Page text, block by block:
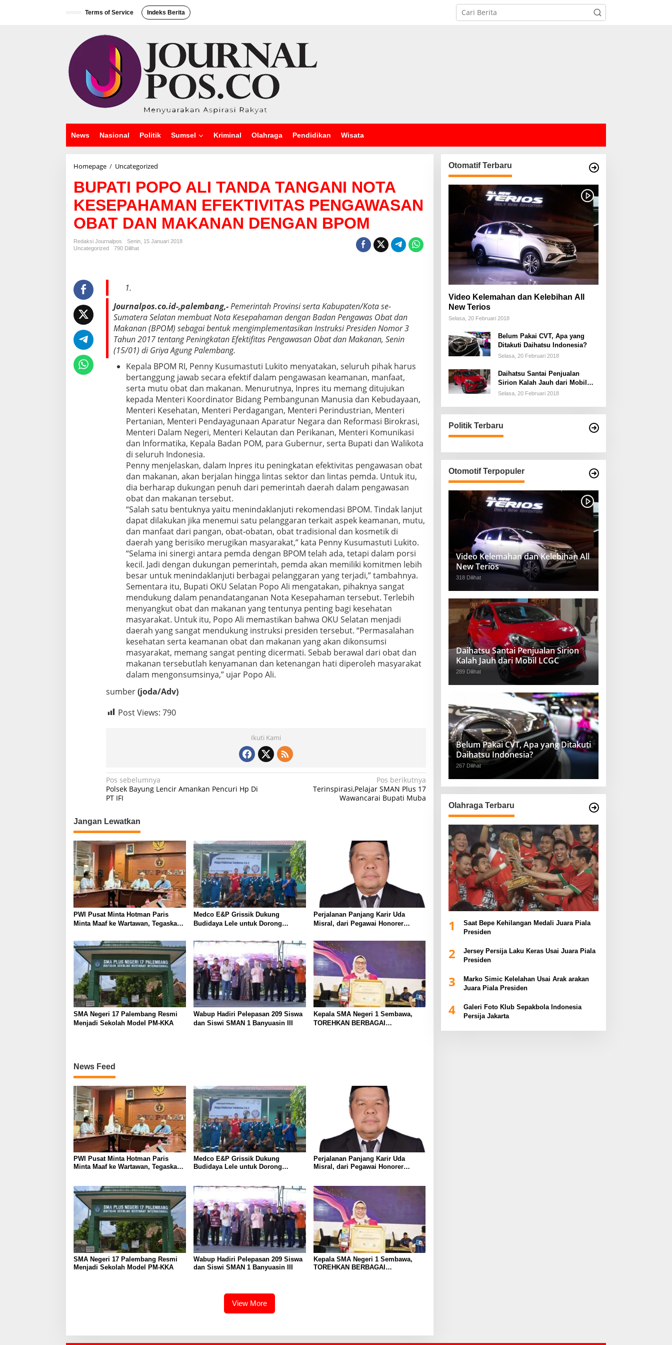
Terms of Service Indeks Berita
News Nasional Politik Sumsel Kriminal Olahraga Pendidikan Wisata
Homepage / Uncategorized
P
A
I
O
P
D
A
T
A
N
G
A
I
N
O
T
A
K
E
S
E
P
H
A
M
A
N
E
F
E
K
T
V
I
T
A
S
P
E
N
G
A
A
S
A
O
M
A
D
E
N
G
A
N
B
P
O
M
BUPATI POPO ALI TANDA TANGANI NOTA
KESEPAHAMAN EFEKTIVITAS PENGAWASAN
OBAT DAN MAKANAN DENGAN BPOM
Redaksi Journalpos
Senin, 15 Januari 2018
Uncategorized
790 Dilihat
Journalpos.co.id-,palembang,-Pemerintah Provinsi serta Kabupaten/Kota se-
Sumatera Selatan membuat Nota Kesepahaman dengan Badan Pengawas Obat dan
Makanan (BPOM) sebagai bentuk mengimplementasikan Instruksi Presiden Nomor 3
Tahun 2017 tentang Peningkatan Efektifitas Pengawasan Obat dan Makanan, Senin
(15/01) di Griya Agung Palembang.
Kepala BPOM RI, Penny Kusumastuti Lukito menyatakan, seluruh pihak harus
bertanggung jawab secara efektif dalam pengawasan keamanan, manfaat,
serta mutu obat dan makanan. Menurutnya, Inpres itu memang ditujukan
kepada Menteri Koordinator Bidang Pembangunan Manusia dan Kebudayaan,
Menteri Kesehatan, Menteri Perdagangan, Menteri Perindustrian, Menteri
Pertanian, Menteri Pendayagunaan Aparatur Negara dan Reformasi Birokrasi,
Menteri Dalam Negeri, Menteri Kelautan dan Perikanan, Menteri Komunikasi
dan Informatika, Kepala Badan POM, para Gubernur, serta Bupati dan Walikota
di seluruh Indonesia.
Penny menjelaskan, dalam Inpres itu peningkatan efektivitas pengawasan obat
dan makanan, akan berjalan hingga lintas sektor dan lintas pemda. Untuk itu,
dia berharap dukungan penuh dari pemerintah daerah dalam pengawasan
obat dan makanan tersebut.
“Salah satu bentuknya yaitu menindaklanjuti rekomendasi BPOM. Tindak lanjut
dapat dilakukan jika menemui satu pelanggaran terkait aspek keamanan, mutu,
dan manfaat dari pangan, obat-obatan, obat tradisional dan kosmetik di
daerah yang berisiko merugikan masyarakat,” kata Penny Kusumastuti Lukito.
“Selama ini sinergi antara pemda dengan BPOM telah ada, tetapi dalam porsi
kecil. Jadi dengan dukungan pemerintah, pemda akan memiliki komitmen lebih
besar untuk menindaklanjuti berbagai pelanggaran yang terjadi,” tambahnya.
Sementara itu, Bupati OKU Selatan Popo Ali mengatakan, pihaknya sangat
mendukung dalam penandatanganan Nota Kesepahaman tersebut. Terlebih
menyangkut obat dan makanan yang tentunya penting bagi kesehatan
masyarakat. Untuk itu, Popo Ali memastikan bahwa OKU Selatan menjadi
daerah yang sangat mendukung instruksi presiden tersebut. “Permasalahan
kesehatan serta keamanan obat dan makanan yang akan dikonsumsi
masyarakat, memang sangat penting dicermati. Sebab berawal dari obat dan
makanan tersebutlah kenyamanan dan ketenangan hati diperoleh masyarakat
dalam mengonsumsinya,” ujar Popo Ali.
sumber(joda/Adv)
Post Views: 790
Ikuti Kami
N
a
i
g
a
s
i
p
o
s
Pos sebelumnya
Polsek Bayung Lencir Amankan Pencuri Hp Di
PT IFI
Pos berikutnya
Terinspirasi,Pelajar SMAN Plus 17
Wawancarai Bupati Muba
Jangan Lewatkan
PWI Pusat Minta Hotman Paris
Minta Maaf ke Wartawan, Tegaskan
Medco E&P Grissik Dukung
Budidaya Lele untuk Dorong
Perjalanan Panjang Karir Uda
Misral, dari Pegawai Honorer
Jabatan Struktural Eselon III
SMA Negeri 17 Palembang Resmi
Menjadi Sekolah Model PM-KKA
Wabup Hadiri Pelepasan 209 Siswa
dan Siswi SMAN 1 Banyuasin III
Kepala SMA Negeri 1 Sembawa,
TOREHKAN BERBAGAI
News Feed
PWI Pusat Minta Hotman Paris
Minta Maaf ke Wartawan, Tegaskan
Medco E&P Grissik Dukung
Budidaya Lele untuk Dorong
Perjalanan Panjang Karir Uda
Misral, dari Pegawai Honorer
SMA Negeri 17 Palembang Resmi
Menjadi Sekolah Model PM-KKA
Wabup Hadiri Pelepasan 209 Siswa
dan Siswi SMAN 1 Banyuasin III
Kepala SMA Negeri 1 Sembawa,
TOREHKAN BERBAGAI
View More
Otomatif Terbaru
Video Kelemahan dan Kelebihan All
New Terios
Selasa, 20 Februari 2018
Belum Pakai CVT, Apa yang
Ditakuti Daihatsu Indonesia?
Selasa, 20 Februari 2018
Daihatsu Santai Penjualan
Sirion Kalah Jauh dari Mobil
LCGC
Selasa, 20 Februari 2018
Politik Terbaru
Otomotif Terpopuler
Video Kelemahan dan Kelebihan All
New Terios
318 Dilihat
Daihatsu Santai Penjualan Sirion
Kalah Jauh dari Mobil LCGC
289 Dilihat
Belum Pakai CVT, Apa yang Ditakuti
Daihatsu Indonesia?
267 Dilihat
Olahraga Terbaru
1
Saat Bepe Kehilangan Medali Juara Piala
Presiden
2
Jersey Persija Laku Keras Usai Juara Piala
Presiden
3
Marko Simic Kelelahan Usai Arak arakan
Juara Piala Presiden
4
Galeri Foto Klub Sepakbola Indonesia
Persija Jakarta